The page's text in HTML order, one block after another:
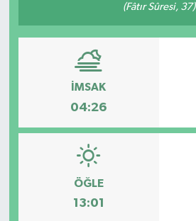
(Fâtır Sûresi, 37)
İMSAK
04:26
ÖĞLE
13:01